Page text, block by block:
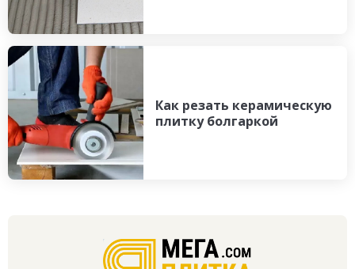
Как резать керамическую
плитку болгаркой